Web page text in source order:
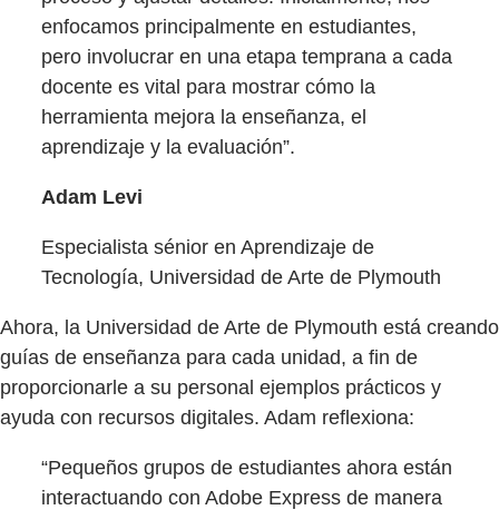
enfocamos principalmente en estudiantes,
pero involucrar en una etapa temprana a cada
docente es vital para mostrar cómo la
herramienta mejora la enseñanza, el
aprendizaje y la evaluación”.
Adam Levi
Especialista sénior en Aprendizaje de
Tecnología, Universidad de Arte de Plymouth
Ahora, la Universidad de Arte de Plymouth está creando
guías de enseñanza para cada unidad, a fin de
proporcionarle a su personal ejemplos prácticos y
ayuda con recursos digitales. Adam reflexiona:
“Pequeños grupos de estudiantes ahora están
interactuando con Adobe Express de manera